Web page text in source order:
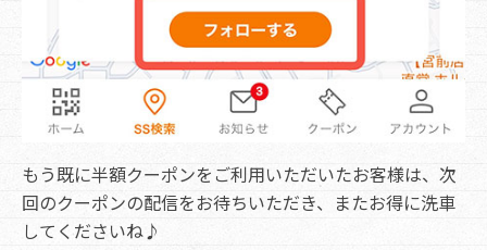
もう既に半額クーポンをご利用いただいたお客様は、次
回のクーポンの配信をお待ちいただき、またお得に洗車
してくださいね♪